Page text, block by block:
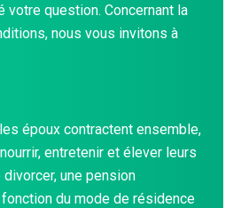
question. Concernant la
nous vous invitons à
époux contractent ensemble,
entretenir et élever leurs
une pension
du mode de résidence